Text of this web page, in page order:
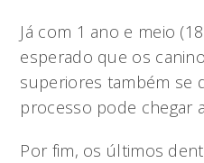
Já com 1 ano e meio
esperado que os
superiores também se
processo pode chegar
Por fim, os últimos